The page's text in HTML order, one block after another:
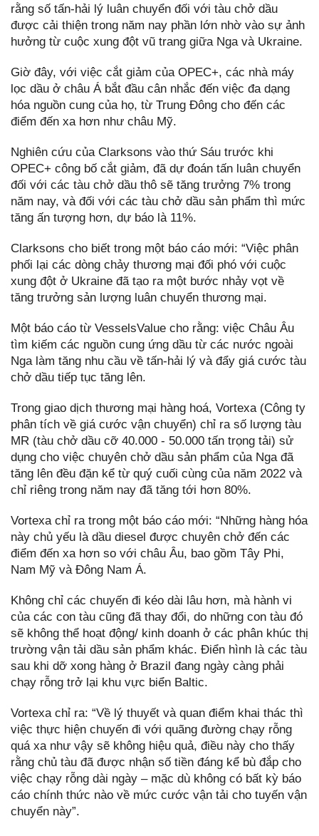
rằng số tấn-hải lý luân chuyển đối với tàu chở dầu
được cải thiện trong năm nay phần lớn nhờ vào sự ảnh
hưởng từ cuộc xung đột vũ trang giữa Nga và Ukraine.
Giờ đây, với việc cắt giảm của OPEC+, các nhà máy
lọc dầu ở châu Á bắt đầu cân nhắc đến việc đa dạng
hóa nguồn cung của họ, từ Trung Đông cho đến các
điểm đến xa hơn như châu Mỹ.
Nghiên cứu của Clarksons vào thứ Sáu trước khi
OPEC+ công bố cắt giảm, đã dự đoán tấn luân chuyển
đối với các tàu chở dầu thô sẽ tăng trưởng 7% trong
năm nay, và đối với các tàu chở dầu sản phẩm thì mức
tăng ấn tượng hơn, dự báo là 11%.
Clarksons cho biết trong một báo cáo mới: “Việc phân
phối lại các dòng chảy thương mại đối phó với cuộc
xung đột ở Ukraine đã tạo ra một bước nhảy vọt về
tăng trưởng sản lượng luân chuyển thương mại.
Một báo cáo từ VesselsValue cho rằng: việc Châu Âu
tìm kiếm các nguồn cung ứng dầu từ các nước ngoài
Nga làm tăng nhu cầu về tấn-hải lý và đẩy giá cước tàu
chở dầu tiếp tục tăng lên.
Trong giao dịch thương mại hàng hoá, Vortexa (Công ty
phân tích về giá cước vận chuyển) chỉ ra số lượng tàu
MR (tàu chở dầu cỡ 40.000 - 50.000 tấn trọng tải) sử
dụng cho việc chuyên chở dầu sản phẩm của Nga đã
tăng lên đều đặn kể từ quý cuối cùng của năm 2022 và
chỉ riêng trong năm nay đã tăng tới hơn 80%.
Vortexa chỉ ra trong một báo cáo mới: “Những hàng hóa
này chủ yếu là dầu diesel được chuyên chở đến các
điểm đến xa hơn so với châu Âu, bao gồm Tây Phi,
Nam Mỹ và Đông Nam Á.
Không chỉ các chuyến đi kéo dài lâu hơn, mà hành vi
của các con tàu cũng đã thay đổi, do những con tàu đó
sẽ không thể hoạt động/ kinh doanh ở các phân khúc thị
trường vận tải dầu sản phẩm khác. Điển hình là các tàu
sau khi dỡ xong hàng ở Brazil đang ngày càng phải
chạy rỗng trở lại khu vực biển Baltic.
Vortexa chỉ ra: “Về lý thuyết và quan điểm khai thác thì
việc thực hiện chuyến đi với quãng đường chạy rỗng
quá xa như vậy sẽ không hiệu quả, điều này cho thấy
rằng chủ tàu đã được nhận số tiền đáng kể bù đắp cho
việc chạy rỗng dài ngày – mặc dù không có bất kỳ báo
cáo chính thức nào về mức cước vận tải cho tuyến vận
chuyển này”.